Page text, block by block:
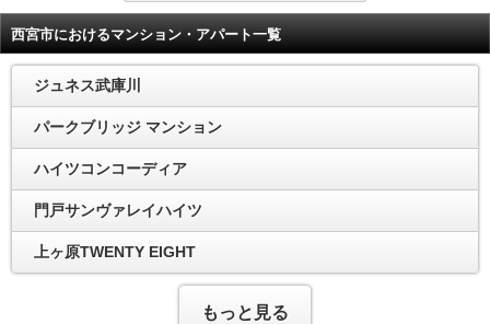
西宮市におけるマンション・アパート一覧
ジュネス武庫川
パークブリッジ マンション
ハイツコンコーディア
門戸サンヴァレイハイツ
上ヶ原TWENTY EIGHT
もっと見る